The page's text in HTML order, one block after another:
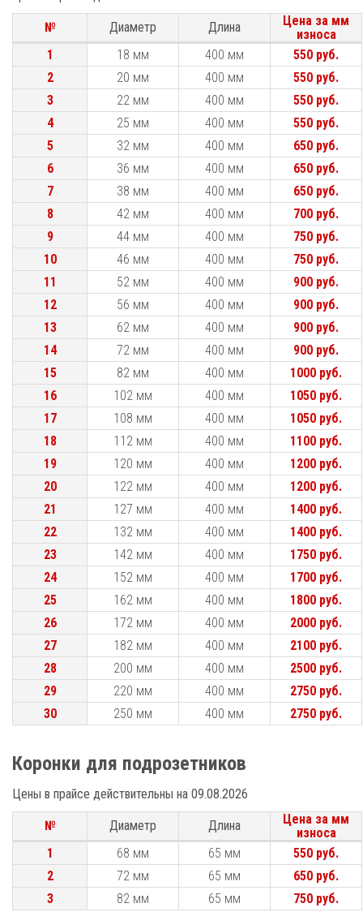
№ Диаметр Длина
Цена за мм
износа
№
Диаметр Длина
Цена за мм
износа
1 18 мм 400 мм
550 руб.
2
20 мм 400 мм
550 руб.
3
22 мм 400 мм
550 руб.
4
25 мм 400 мм
550 руб.
5
32 мм 400 мм
650 руб.
6
36 мм 400 мм
650 руб.
7
38 мм 400 мм
650 руб.
8
42 мм 400 мм
700 руб.
9
44 мм 400 мм
750 руб.
10
46 мм 400 мм
750 руб.
11
52 мм 400 мм
900 руб.
12
56 мм 400 мм
900 руб.
13
62 мм 400 мм
900 руб.
14
72 мм 400 мм
900 руб.
15
82 мм 400 мм
1000 руб.
16
102 мм 400 мм
1050 руб.
17
108 мм 400 мм
1050 руб.
18
112 мм 400 мм
1100 руб.
19
120 мм 400 мм
1200 руб.
20
122 мм 400 мм
1200 руб.
21
127 мм 400 мм
1400 руб.
22
132 мм 400 мм
1400 руб.
23
142 мм 400 мм
1750 руб.
24
152 мм 400 мм
1700 руб.
25
162 мм 400 мм
1800 руб.
26
172 мм 400 мм
2000 руб.
27
182 мм 400 мм
2100 руб.
28
200 мм 400 мм
2500 руб.
29
220 мм 400 мм
2750 руб.
30
250 мм 400 мм 2750 руб.
№
1
2
3
4
5
6
7
8
9
10
11
12
13
14
15
16
17
18
19
20
21
22
23
24
25
26
27
28
29
30
Коронки для подрозетников
Цены в прайсе действительны на 09.08.2026
№ Диаметр Длина
Цена за мм
износа
№
Диаметр Длина
Цена за мм
износа
1 68 мм 65 мм
550 руб.
2
72 мм 65 мм
650 руб.
3
82 мм 65 мм 750 руб.
№
1
2
3